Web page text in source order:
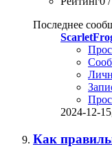
Последнее
2024-12-
Как